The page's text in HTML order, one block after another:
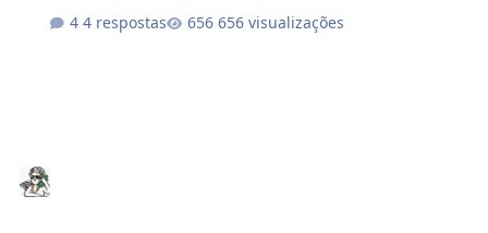
4 respostas
656 visualizações